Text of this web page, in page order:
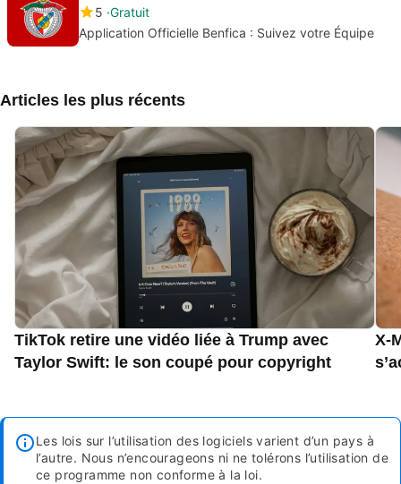
5 Gratuit
Application Officielle Benfica : Suivez votre Équipe
Articles les plus récents
TikTok retire une vidéo liée à Trump avec
Taylor Swift: le son coupé pour copyright
X-
Les lois sur l’utilisation des logiciels varient d’un pays à
l’autre. Nous n’encourageons ni ne tolérons l’utilisation de
ce programme non conforme à la loi.